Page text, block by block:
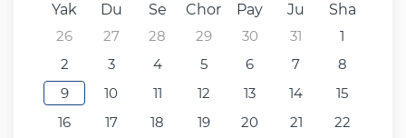
Yak
Du Se Chor Pay Ju
Sha
26
27 28 29 30 31
1
2
3 4 5 6 7
8
9
10 11 12 13 14
15
16
17 18 19 20 21
22